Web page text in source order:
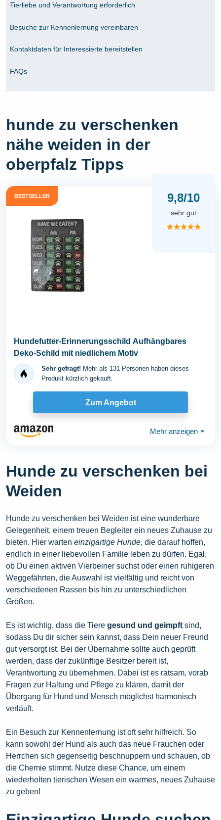
Tierliebe und Verantwortung erforderlich
Besuche zur Kennenlernung vereinbaren
Kontaktdaten für Interessierte bereitstellen
FAQs
hunde zu verschenken
nähe weiden in der
oberpfalz Tipps
BESTSELLER 9,8/10
sehr gut
★★★★★
Hundefutter-Erinnerungsschild Aufhängbares
Deko-Schild mit niedlichem Motiv
Sehr gefragt! Mehr als 131 Personen haben dieses
Produkt kürzlich gekauft.
Zum Angebot
Mehr anzeigen ⏷
Hunde zu verschenken bei
Weiden
Hunde zu verschenken bei Weiden ist eine wunderbare
Gelegenheit, einem treuen Begleiter ein neues Zuhause zu
bieten. Hier warten einzigartige Hunde, die darauf hoffen,
endlich in einer liebevollen Familie leben zu dürfen. Egal,
ob Du einen aktiven Vierbeiner suchst oder einen ruhigeren
Weggefährten, die Auswahl ist vielfältig und reicht von
verschiedenen Rassen bis hin zu unterschiedlichen
Größen.
Es ist wichtig, dass die Tiere gesund und geimpft sind,
sodass Du dir sicher sein kannst, dass Dein neuer Freund
gut versorgt ist. Bei der Übernahme sollte auch geprüft
werden, dass der zukünftige Besitzer bereit ist,
Verantwortung zu übernehmen. Dabei ist es ratsam, vorab
Fragen zur Haltung und Pflege zu klären, damit der
Übergang für Hund und Mensch möglichst harmonisch
verläuft.
Ein Besuch zur Kennenlernung ist oft sehr hilfreich. So
kann sowohl der Hund als auch das neue Frauchen oder
Herrchen sich gegenseitig beschnuppern und schauen, ob
die Chemie stimmt. Nutze diese Chance, um einem
wiederholten tierischen Wesen ein warmes, neues Zuhause
zu geben!